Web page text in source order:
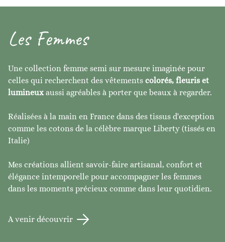
Les Femmes
Une collection femme semi sur mesure imaginée pour
celles qui recherchent des vêtements colorés, fleuris et
lumineux aussi agréables à porter que beaux à regarder.
Réalisées à la main en France dans des tissus d'exception
comme les cotons de la célèbre marque Liberty (tissés en
Italie)
Mes créations allient savoir-faire artisanal, confort et
élégance intemporelle pour accompagner les femmes
dans les moments précieux comme dans leur quotidien.
A venir découvrir